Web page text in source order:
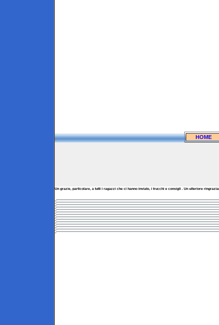
HOME
Un grazie, particolare, a tutti i ragazzi che ci hanno inviato, i trucchi e consigli . Un ulteriore